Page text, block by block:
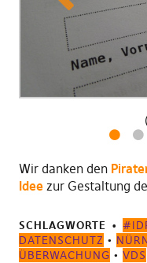
Previous
(((
1 2
Wir danken den
Ideezur Gestaltung
SCHLAGWORTE
DATENSCHUTZ •
ÜBERWACHUNG • VDS